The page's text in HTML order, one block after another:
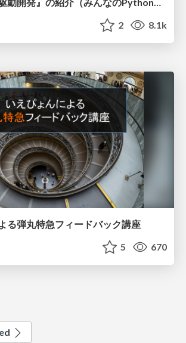
2 8.1k
る弾丸特急フィードバック講座
5 670